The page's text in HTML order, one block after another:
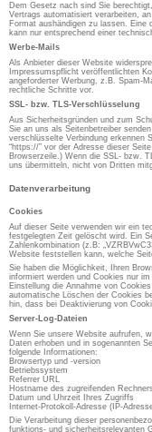
Dem Gesetz nach sind Sie
Vertrags automatisiert verarbeiten,
Format aushändigen zu lassen. Eine
kann nur entsprechend einer
Werbe-Mails
Als Anbieter dieser Website
Impressumspflicht veröffentlichten
angeforderter Werbung, z.B. Spam-
rechtliche Schritte vor.
SSL- bzw. TLS-Verschlüsselung
Aus Sicherheitsgründen und zum
Sie an uns als Seitenbetreiber
verschlüsselte Verbindung erkennen
“https://” vor der Adresse dieser
Browserzeile.) Wenn die SSL- bzw.
uns übermitteln, nicht von Dritten
Datenverarbeitung
Cookies
Auf dieser Seite verwenden wir ein
festgelegten Zeit gelöscht wird. Ein
Zahlenkombination (z.B:
Website feststellen kann, welche
Sie haben die Möglichkeit, Ihren
informiert werden und Cookies nur
Einstellung die Annahme von
automatische Löschen der Cookies
hin, dass bei Deaktivierung von
Server-Log-Dateien
Wenn Sie unsere Website aufrufen,
Daten erhoben und in sogenannten
folgende Informationen:
Browsertyp und -version
Betriebssystem
Referrer URL
Hostname des zugreifenden Rechners
Datum und Uhrzeit Ihres Zugriffs
Internet-Protokoll-Adresse (IP-
Die Verarbeitung dieser
funktions- und sicherheitsrelevanten